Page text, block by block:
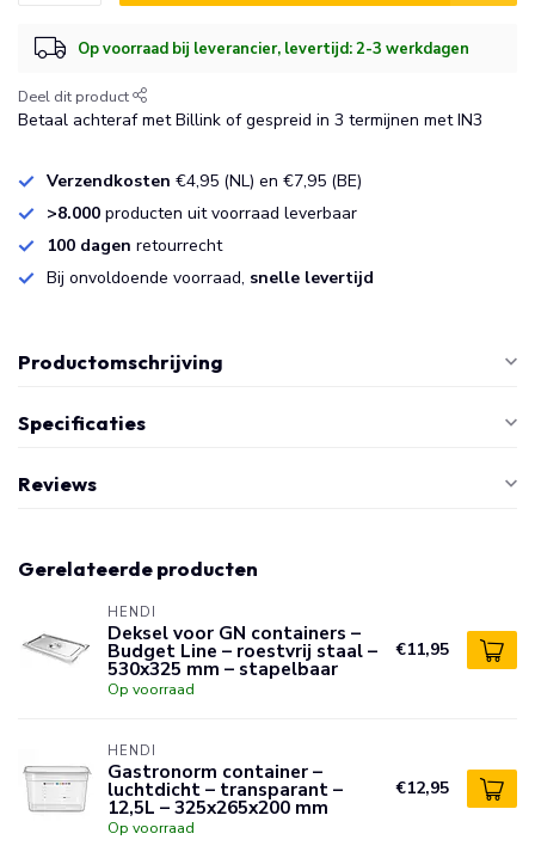
Op voorraad bij leverancier, levertijd: 2-3 werkdagen
Deel dit product
Betaal achteraf met Billink of gespreid in 3 termijnen met IN3
Verzendkosten €4,95 (NL) en €7,95 (BE)
>8.000 producten uit voorraad leverbaar
100 dagen retourrecht
Bij onvoldoende voorraad, snelle levertijd
Productomschrijving
Specificaties
Reviews
Gerelateerde producten
HENDI
Deksel voor GN containers –
Budget Line – roestvrij staal –
530x325 mm – stapelbaar
Op voorraad
€11,95
HENDI
Gastronorm container –
luchtdicht – transparant –
12,5L – 325x265x200 mm
Op voorraad
€12,95